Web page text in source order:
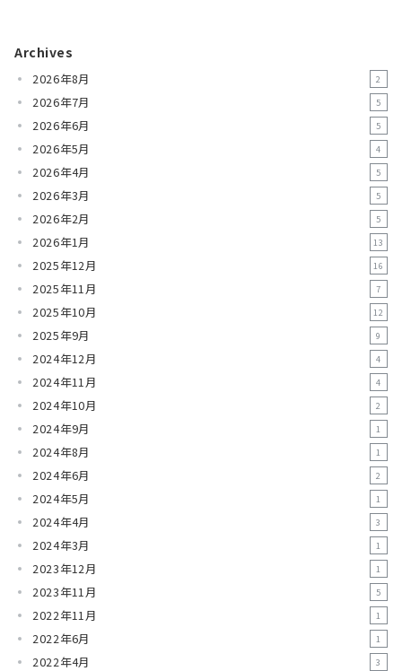
Archives
2026年8月 2
2026年7月 5
2026年6月 5
2026年5月 4
2026年4月 5
2026年3月 5
2026年2月 5
2026年1月 13
2025年12月 16
2025年11月 7
2025年10月 12
2025年9月 9
2024年12月 4
2024年11月 4
2024年10月 2
2024年9月 1
2024年8月 1
2024年6月 2
2024年5月 1
2024年4月 3
2024年3月 1
2023年12月 1
2023年11月 5
2022年11月 1
2022年6月 1
2022年4月 3